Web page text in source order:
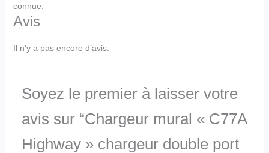
connue.
Avis
Il n’y a pas encore d’avis.
Soyez le premier à laisser votre
avis sur “Chargeur mural « C77A
Highway » chargeur double port